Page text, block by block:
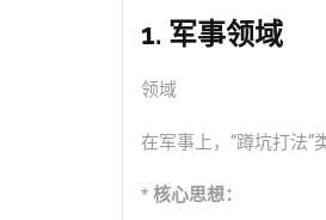
1. 军事领域
领域
在军事上，“蹲坑打法”
* 核心思想：